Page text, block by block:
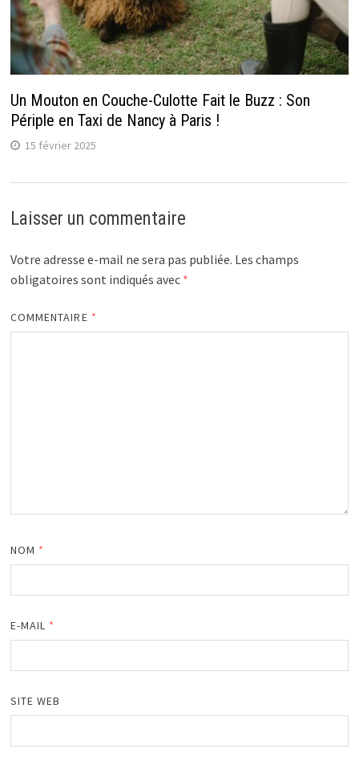
Un Mouton en Couche-Culotte Fait le Buzz : Son
Périple en Taxi de Nancy à Paris !
15 février 2025
Laisser un commentaire
Votre adresse e-mail ne sera pas publiée. Les champs
obligatoires sont indiqués avec *
COMMENTAIRE *
NOM *
E-MAIL *
SITE WEB